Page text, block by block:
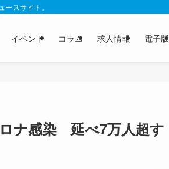
スサイト。
イベント コラム 求人情報 電子版
ナ感染 延べ7万人超す